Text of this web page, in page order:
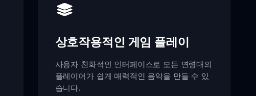
상호작용적인 게임 플레이
사용자 친화적인 인터페이스로 모든 연령대의
플레이어가 쉽게 매력적인 음악을 만들 수 있
습니다.